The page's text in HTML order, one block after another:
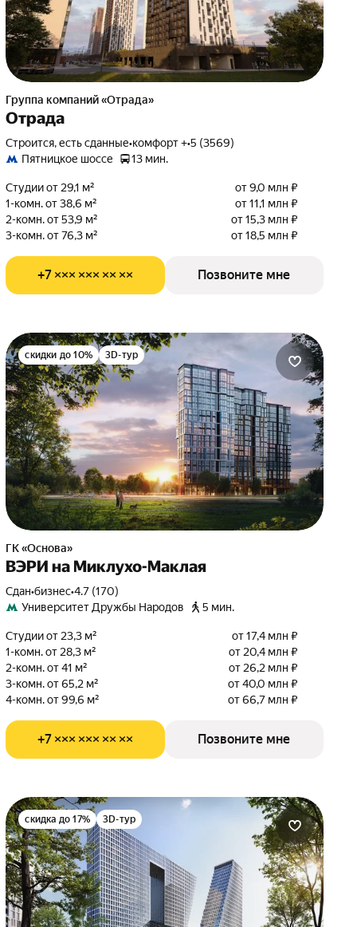
Группа компаний «Отрада»
Отрада
Строится, есть сданные•комфорт +•5 (3569)
Пятницкое шоссе
13 мин.
Студии от 29,1 м²
от 9,0 млн ₽
1-комн. от 38,6 м²
от 11,1 млн ₽
2-комн. от 53,9 м²
от 15,3 млн ₽
3-комн. от 76,3 м²
от 18,5 млн ₽
+7 ××× ××× ×× ×× Позвоните мне
скидки до 10% 3D-тур
ГК «Основа»
ВЭРИ на Миклухо-Маклая
Сдан•бизнес•4.7 (170)
Университет Дружбы Народов
5 мин.
Студии от 23,3 м²
от 17,4 млн ₽
1-комн. от 28,3 м²
от 20,4 млн ₽
2-комн. от 41 м²
от 26,2 млн ₽
3-комн. от 65,2 м²
от 40,0 млн ₽
4-комн. от 99,6 м²
от 66,7 млн ₽
+7 ××× ××× ×× ×× Позвоните мне
скидка до 17% 3D-тур